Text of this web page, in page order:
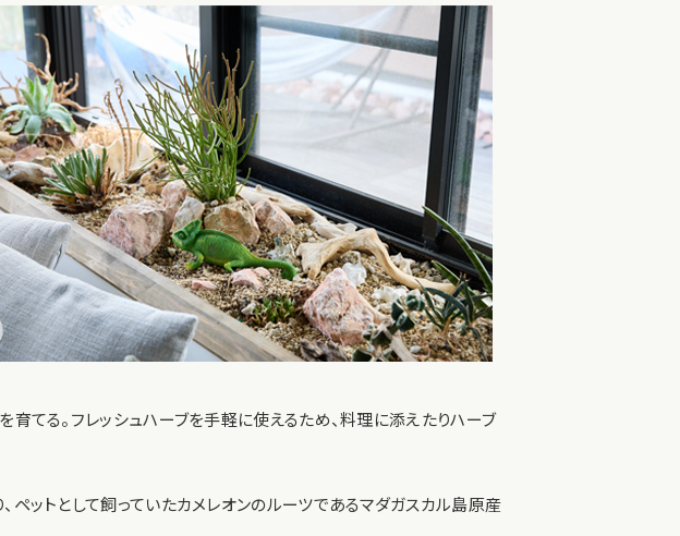
てる。フレッシュハーブを手軽に使えるため、料理に添えたりハーブ
ペットとして飼っていたカメレオンのルーツであるマダガスカル島原産